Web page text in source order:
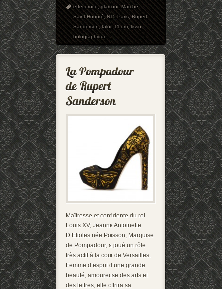
effet croco,glamour,Marché
Saint-Honoré,N15 Paris,Rupert
Sanderson,talon 11 cm,tissu
holographique
Maîtresse et confidente du roi
Louis XV, Jeanne Antoinette
D’Etioles née Poisson, Marquise
de Pompadour, a joué un rôle
très actif à la cour de Versailles.
Femme d’esprit d’une grande
beauté, amoureuse des arts et
des lettres, elle offrira sa